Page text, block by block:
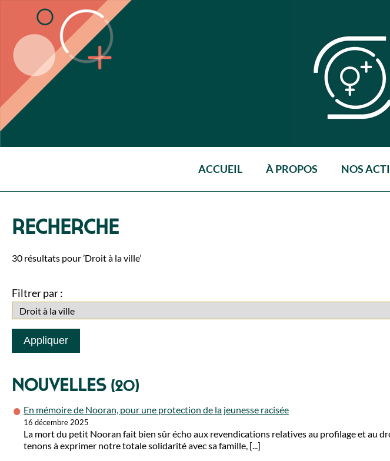
ACCUEIL À PROPOS NOS
RECHERCHE
30 résultats pour ’Droit à la ville’
Filtrer par :
Nouvelles (20)
En mémoire de Nooran, pour une protection de la jeunesse racisée
16 décembre 2025
La mort du petit Nooran fait bien sûr écho aux revendications relatives au profilage et au
tenons à exprimer notre totale solidarité avec sa famille, [...]